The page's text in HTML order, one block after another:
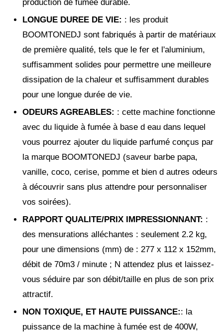
production de fumée durable.
LONGUE DUREE DE VIE: : les produit
BOOMTONEDJ sont fabriqués à partir de matériaux
de première qualité, tels que le fer et l'aluminium,
suffisamment solides pour permettre une meilleure
dissipation de la chaleur et suffisamment durables
pour une longue durée de vie.
ODEURS AGREABLES: : cette machine fonctionne
avec du liquide à fumée à base d eau dans lequel
vous pourrez ajouter du liquide parfumé conçus par
la marque BOOMTONEDJ (saveur barbe papa,
vanille, coco, cerise, pomme et bien d autres odeurs
à découvrir sans plus attendre pour personnaliser
vos soirées).
RAPPORT QUALITE/PRIX IMPRESSIONNANT: :
des mensurations alléchantes : seulement 2.2 kg,
pour une dimensions (mm) de : 277 x 112 x 152mm,
débit de 70m3 / minute ; N attendez plus et laissez-
vous séduire par son débit/taille en plus de son prix
attractif.
NON TOXIQUE, ET HAUTE PUISSANCE:: la
puissance de la machine à fumée est de 400W,